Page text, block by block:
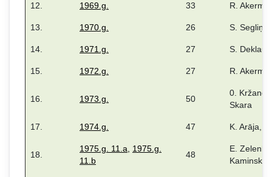
12. 1969.g. 33 R.
13. 1970.g. 26 S. Segliņa
14. 1971.g. 27 S. Deklaua
15. 1972.g. 27 R.
16. 1973.g. 50
0.
Skara
17. 1974.g. 47 K. Arāja, I.
18.
1975.g. 11.a
1975.g.
11.b
48
E.
Kaminska